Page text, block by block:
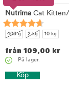
Nutrima Cat
400 g 2 kg 10 kg
från 109,00 kr
På lager.
Köp